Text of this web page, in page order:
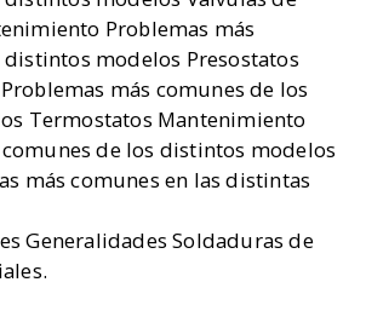
Problemas más
modelos Presostatos
más comunes de los
Termostatos Mantenimiento
de los distintos modelos
más comunes en las distintas
Generalidades Soldaduras de